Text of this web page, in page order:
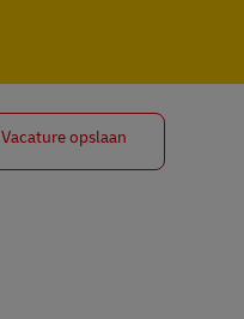
Vacature opslaan